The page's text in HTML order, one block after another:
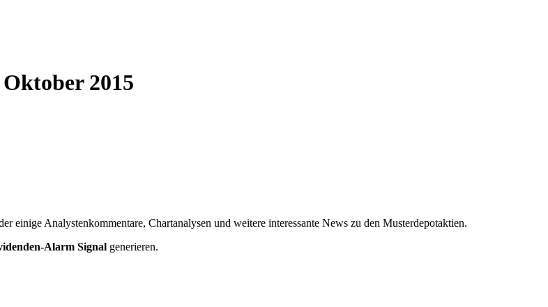
2015
einige Analystenkommentare, Chartanalysen und weitere interessante News zu den Musterdepotaktien.
Alarm Signal generieren.